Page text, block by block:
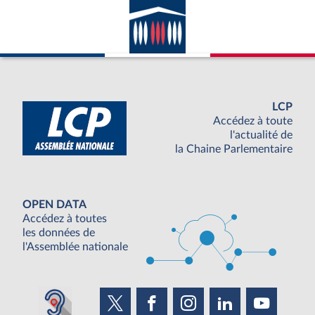
considéré à l’ONU.
LCP
Accédez à toute
l'actualité de
la Chaine Parlementaire
OPEN DATA
Accédez à toutes
les données de
l'Assemblée nationale